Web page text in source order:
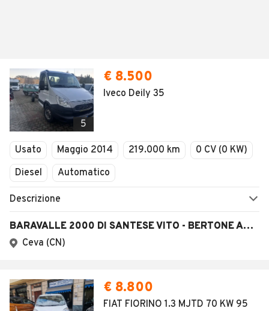
5
€ 8.500
Iveco Deily 35
Usato Maggio 2014 219.000 km
0 CV (0 KW)
Diesel
Automatico
Descrizione
BARAVALLE 2000 DI SANTESE VITO - BERTONE ANDREA & C. S.R.L.
Ceva (CN)
€ 8.800
FIAT FIORINO 1.3 MJTD 70 KW 95